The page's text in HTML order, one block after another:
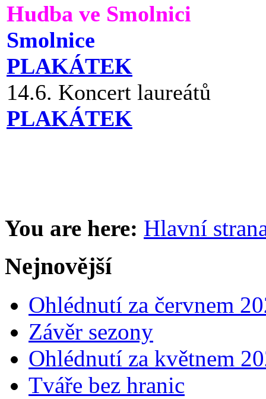
Hudba ve Smolnici
Smolnice
PLAKÁTEK
14.6. Koncert laureátů
PLAKÁTEK
You are here: Hlavní
Nejnovější
Ohlédnutí za červnem
Závěr sezony
Ohlédnutí za květnem
Tváře bez hranic